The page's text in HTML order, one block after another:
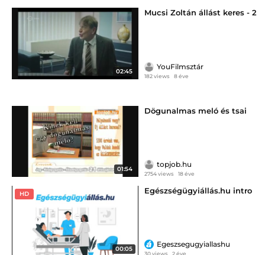
02:45
Mucsi Zoltán állást keres - 2
YouFilmsztár
182 views 8 éve
01:54
Dögunalmas meló és tsai
topjob.hu
2754 views 18 éve
HD
00:05
Egészségügyiállás.hu intro
Egeszsegugyiallashu